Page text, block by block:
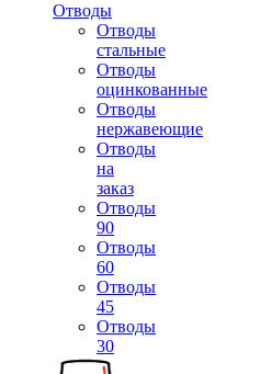
Отводы
Отводы
стальные
Отводы
оцинкованные
Отводы
нержавеющие
Отводы
на
заказ
Отводы
90
Отводы
60
Отводы
45
Отводы
30